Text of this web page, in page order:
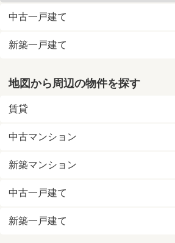
中古一戸建て
新築一戸建て
地図から周辺の物件を探す
賃貸
中古マンション
新築マンション
中古一戸建て
新築一戸建て